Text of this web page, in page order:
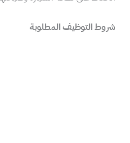
شروط التوظيف المطلوبة